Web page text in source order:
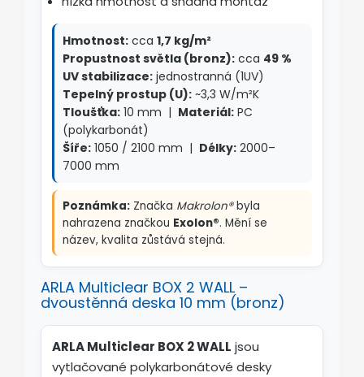
Hmotnost: cca 1,7 kg/m²
Propustnost světla (bronz): cca 49 %
UV stabilizace: jednostranná (1UV)
Tepelný prostup (U): ~3,3 W/m²K
Tloušťka: 10 mm | Materiál: PC
(polykarbonát)
Šíře: 1050 / 2100 mm | Délky: 2000–
7000 mm
Poznámka: Značka Makrolon®byla
nahrazena značkou Exolon®. Mění se
název, kvalita zůstává stejná.
ARLA Multiclear BOX 2 WALL –
dvoustěnná deska 10 mm (bronz)
ARLA Multiclear BOX 2 WALL jsou
vytlačované polykarbonátové desky